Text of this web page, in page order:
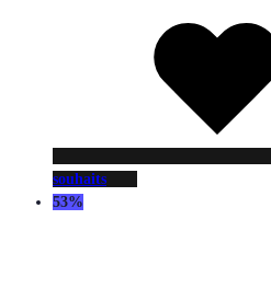
souhaits
53%